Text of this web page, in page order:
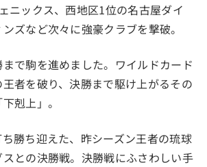
ニックス、西地区1位の名古屋ダイ
ズなど次々に強豪クラブを撃破。
で駒を進めました。ワイルドカード
王者を破り、決勝まで駆け上がるその
剋上」。
勝ち迎えた、昨シーズン王者の琉球
との決勝戦。決勝戦にふさわしい手